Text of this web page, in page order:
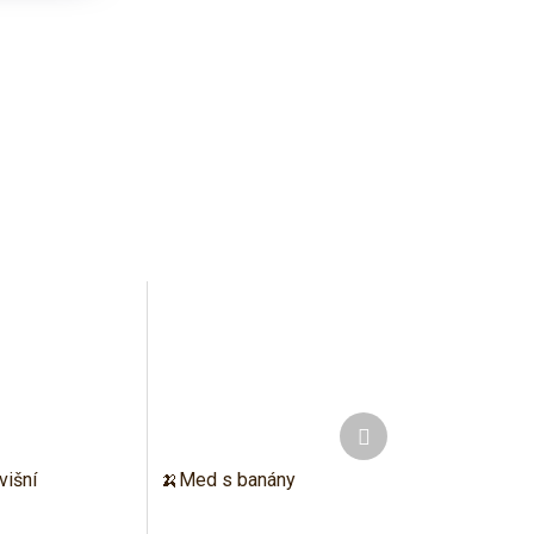
🍌Med s banány
Další
produkt